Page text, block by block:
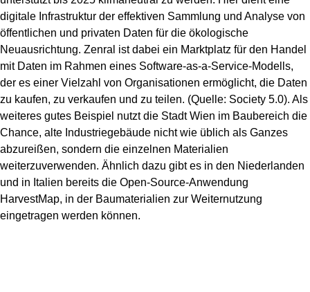
digitale Infrastruktur der effektiven Sammlung und Analyse von
öffentlichen und privaten Daten für die ökologische
Neuausrichtung. Zenral ist dabei ein Marktplatz für den Handel
mit Daten im Rahmen eines Software-as-a-Service-Modells,
der es einer Vielzahl von Organisationen ermöglicht, die Daten
zu kaufen, zu verkaufen und zu teilen. (Quelle: Society 5.0). Als
weiteres gutes Beispiel nutzt die Stadt Wien im Baubereich die
Chance, alte Industriegebäude nicht wie üblich als Ganzes
abzureißen, sondern die einzelnen Materialien
weiterzuverwenden. Ähnlich dazu gibt es in den Niederlanden
und in Italien bereits die Open-Source-Anwendung
HarvestMap, in der Baumaterialien zur Weiternutzung
eingetragen werden können.